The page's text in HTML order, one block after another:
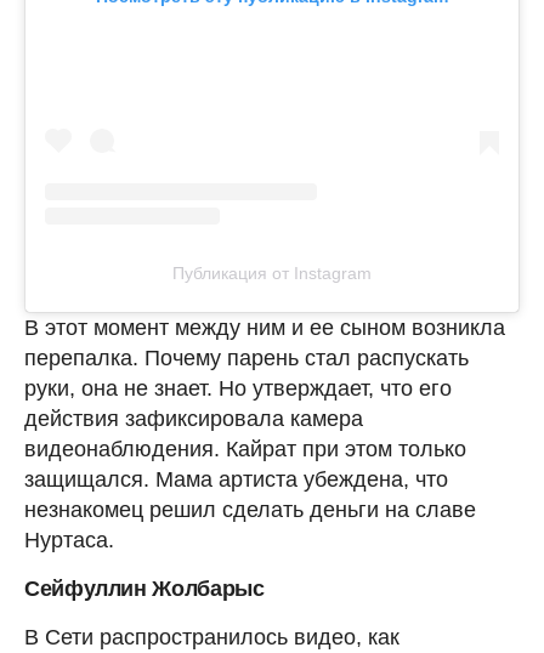
Публикация от Instagram
В этот момент между ним и ее сыном возникла
перепалка. Почему парень стал распускать
руки, она не знает. Но утверждает, что его
действия зафиксировала камера
видеонаблюдения. Кайрат при этом только
защищался. Мама артиста убеждена, что
незнакомец решил сделать деньги на славе
Нуртаса.
Сейфуллин Жолбарыс
В Сети распространилось видео, как